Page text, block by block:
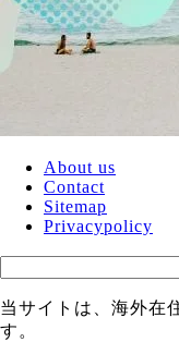
About us
Contact
Sitemap
Privacypolicy
当サイトは、海外在
す。